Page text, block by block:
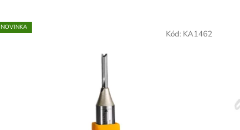
NOVINKA
Kód: KA1462